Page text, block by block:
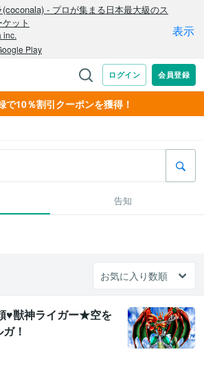
で10％割引クーポンを獲得！
告知
♥獣神ライガー★空を
！